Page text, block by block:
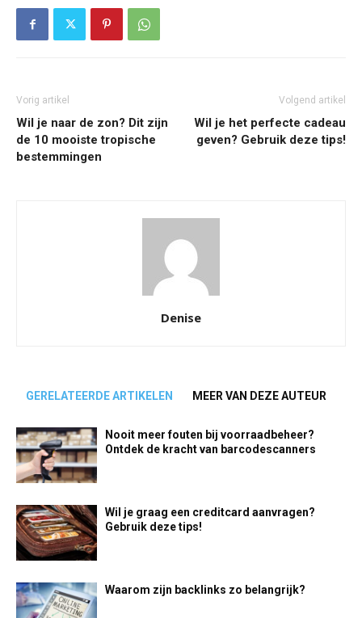
Vorig artikel
Wil je naar de zon? Dit zijn
de 10 mooiste tropische
bestemmingen
Volgend artikel
Wil je het perfecte cadeau
geven? Gebruik deze tips!
Denise
GERELATEERDE ARTIKELEN MEER VAN DEZE AUTEUR
Nooit meer fouten bij voorraadbeheer?
Ontdek de kracht van barcodescanners
Wil je graag een creditcard aanvragen?
Gebruik deze tips!
Waarom zijn backlinks zo belangrijk?